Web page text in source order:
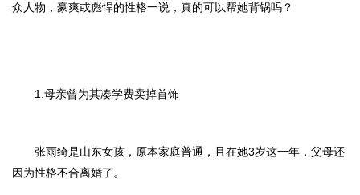
众人物，豪爽或彪悍的性格一说，真的可以帮她背锅吗？
1.母亲曾为其凑学费卖掉首饰
张雨绮是山东女孩，原本家庭普通，且在她3岁这一年，父母还
因为性格不合离婚了。